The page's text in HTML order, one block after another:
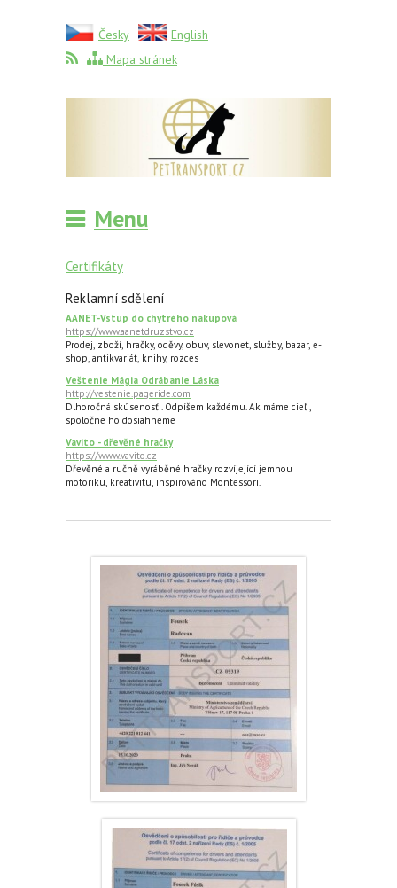
Česky
English
Mapa stránek
Menu
Certifikáty
Reklamní sdělení
AANET-Vstup do chytrého nakupová
https://www.aanetdruzstvo.cz
Prodej, zboží, hračky, oděvy, obuv, slevonet, služby, bazar, e-
shop, antikvariát, knihy, rozces
Veštenie Mágia Odrábanie Láska
http://vestenie.pageride.com
Dlhoročná skúsenosť . Odpíšem každému. Ak máme cieľ ,
spoločne ho dosiahneme
Vavito - dřevěné hračky
https://www.vavito.cz
Dřevěné a ručně vyráběné hračky rozvíjející jemnou
motoriku, kreativitu, inspirováno Montessori.